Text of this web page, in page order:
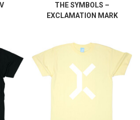
THE SYMBOLS –
EXCLAMATION MARK